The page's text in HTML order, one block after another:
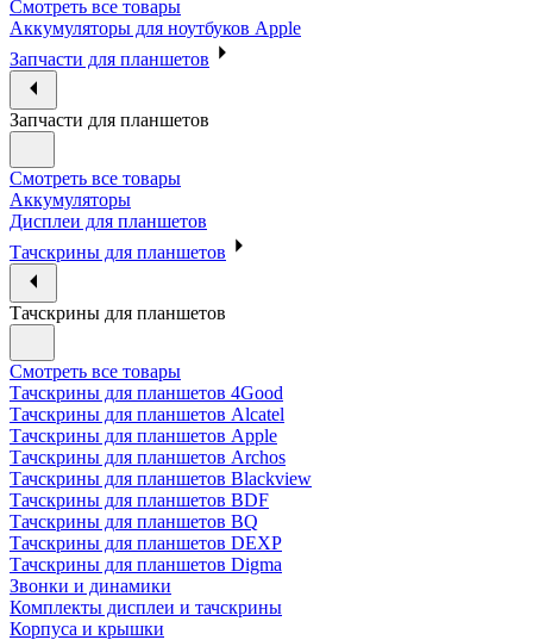
Смотреть все товары
Аккумуляторы для ноутбуков Apple
Запчасти для планшетов
Запчасти для планшетов
Смотреть все товары
Аккумуляторы
Дисплеи для планшетов
Тачскрины для планшетов
Тачскрины для планшетов
Смотреть все товары
Тачскрины для планшетов 4Good
Тачскрины для планшетов Alcatel
Тачскрины для планшетов Apple
Тачскрины для планшетов Archos
Тачскрины для планшетов Blackview
Тачскрины для планшетов BDF
Тачскрины для планшетов BQ
Тачскрины для планшетов DEXP
Тачскрины для планшетов Digma
Звонки и динамики
Комплекты дисплеи и тачскрины
Корпуса и крышки